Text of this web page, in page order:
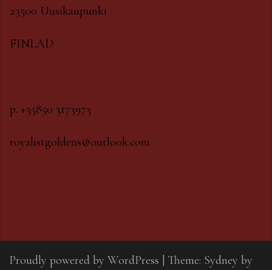
23500 Uusikaupunki
FINLAD
p. +35850 3173973
royalistgoldens@outlook.com
Proudly powered by WordPress Theme: Sydney by